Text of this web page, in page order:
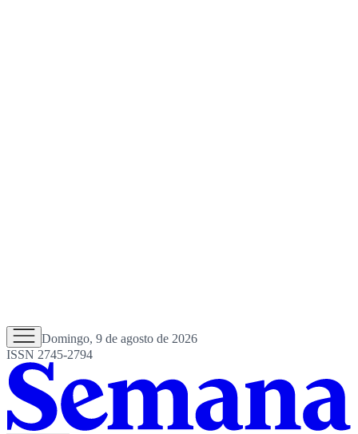
Domingo, 9 de agosto de 2026
ISSN 2745-2794